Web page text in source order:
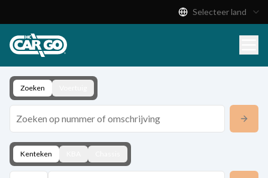
Download
Contact
Selecteer land
Zoeken
Kenteken